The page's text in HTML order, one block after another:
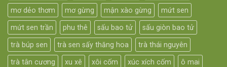
mơ dẻo thơm mơ gừng mận xào gừng mứt sen
mứt sen trần phu thê sấu bao tử sấu giòn bao tử
trà búp sen trà sen sấy thăng hoa trà thái nguyên
trà tân cương xu xê xôi cốm xúc xích cốm ô mai